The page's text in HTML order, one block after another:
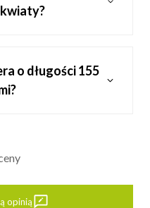
o długości 155
opinią